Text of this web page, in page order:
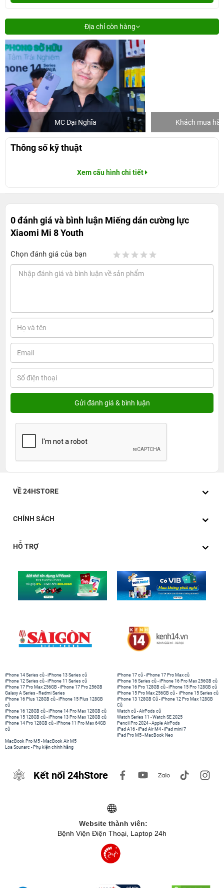
Địa chỉ còn hàng
MC Đại Nghĩa Khách mua
Thông số kỹ thuật
Xem cấu hình chi tiết
0 đánh giá và bình luận Miếng dán cường lực
Xiaomi Mi 8 Youth
Chọn đánh giá của bạn
VỀ 24HSTORE
CHÍNH SÁCH
HỖ TRỢ
iPhone 14 Series cũ -iPhone 13 Series cũ
iPhone 12 Series cũ -iPhone 11 Series cũ
iPhone 17 Pro Max 256GB -iPhone 17 Pro 256GB
Galaxy A Series - Redmi Series
iPhone 17 cũ -iPhone 17 Pro Max cũ
iPhone 16 Series cũ - iPhone 16 Pro Max 256GB cũ
iPhone 16 Pro 128GB cũ -iPhone 15 Pro 128GB cũ
iPhone 15 Pro Max 256GB cũ - iPhone 15 Series cũ
iPhone 16 Plus 128GB cũ -iPhone 15 Plus 128GB
cũ
iPhone 16 128GB cũ -iPhone 14 Pro Max 128GB cũ
iPhone 15 128GB cũ -iPhone 13 Pro Max 128GB cũ
iPhone 14 Pro 128GB cũ -iPhone 11 Pro Max 64GB
cũ
iPhone 13 128GB Cũ -iPhone 12 Pro Max 128GB
Cũ
Watch cũ -AirPods cũ
Watch Series 11 -Watch SE 2025
Pencil Pro 2024 -Apple AirPods
iPad A16 -iPad Air M4 -iPad mini 7
iPad Pro M5 - MacBook Neo
MacBook Pro M5 - MacBook Air M5
Loa Sounarc - Phụ kiện chính hãng
Kết nối 24hStore
Website thành viên:
Bệnh Viện Điện Thoại, Laptop 24h